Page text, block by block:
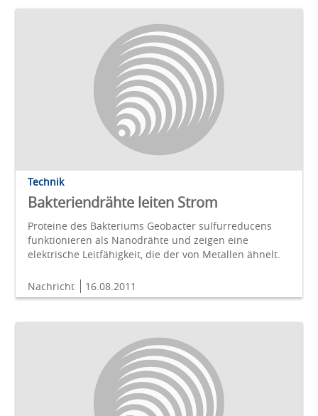
Technik
Bakteriendrähte leiten Strom
Proteine des Bakteriums Geobacter sulfurreducens
funktionieren als Nanodrähte und zeigen eine
elektrische Leitfähigkeit, die der von Metallen ähnelt.
Nachricht 16.08.2011